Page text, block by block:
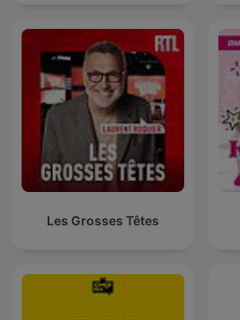
Les Grosses Têtes